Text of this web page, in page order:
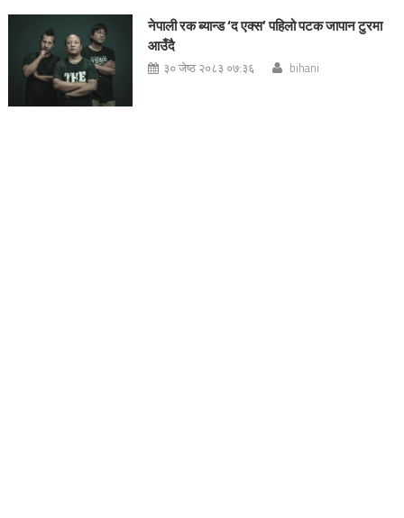
नेपाली रक ब्यान्ड ‘द एक्स’ पहिलो पटक जापान टुरमा
आउँदै
३० जेष्ठ २०८३ ०७:३६ bihani